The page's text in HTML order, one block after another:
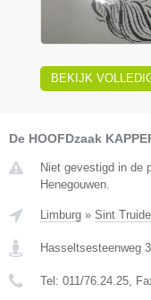
BEKIJK
De HOOFDzaak
Niet gevestigd in de
Henegouwen.
Limburg » Sint
Hasseltsesteenweg
Tel: 011/76.24.25,